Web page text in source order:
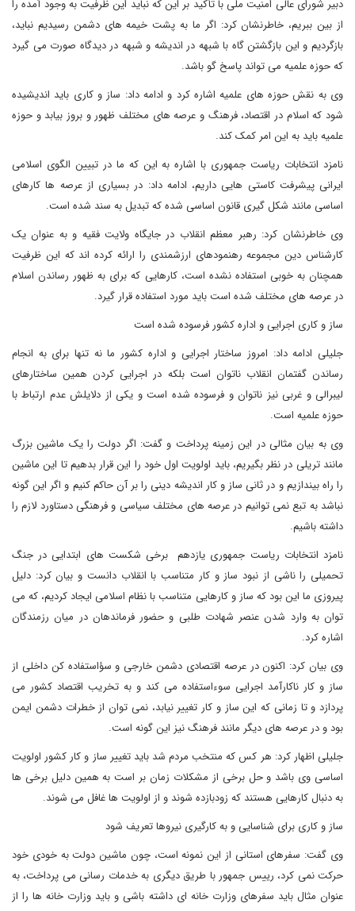
دبیر شورای عالی امنیت ملی با تأکید بر این که نباید این ظرفیت به وجود آمده را
از بین ببریم، خاطرنشان کرد: اگر ما به پشت خیمه های دشمن رسیدیم نباید،
بازگردیم و این بازگشتن گاه با شبهه در اندیشه و شبهه در دیدگاه صورت می گیرد
که حوزه علمیه می تواند پاسخ گو باشد.
وی به نقش حوزه های علمیه اشاره کرد و ادامه داد: ساز و کاری باید اندیشیده
شود که اسلام در اقتصاد، فرهنگ و عرصه های مختلف ظهور و بروز بیابد و حوزه
علمیه باید به این امر کمک کند.
نامزد انتخابات ریاست جمهوری با اشاره به این که ما در تبیین الگوی اسلامی
ایرانی پیشرفت کاستی هایی داریم، ادامه داد: در بسیاری از عرصه ها کارهای
اساسی مانند شکل گیری قانون اساسی شده که تبدیل به سند شده است.
وی خاطرنشان کرد: رهبر معظم انقلاب در جایگاه ولایت فقیه و به عنوان یک
کارشناس دین مجموعه رهنمودهای ارزشمندی را ارائه کرده اند که این ظرفیت
همچنان به خوبی استفاده نشده است، کارهایی که برای به ظهور رساندن اسلام
در عرصه های مختلف شده است باید مورد استفاده قرار گیرد.
ساز و کاری اجرایی و اداره کشور فرسوده شده است
جلیلی ادامه داد: امروز ساختار اجرایی و اداره کشور ما نه تنها برای به انجام
رساندن گفتمان انقلاب ناتوان است بلکه در اجرایی کردن همین ساختارهای
لیبرالی و غربی نیز ناتوان و فرسوده شده است و یکی از دلایلش عدم ارتباط با
حوزه علمیه است.
وی به بیان مثالی در این زمینه پرداخت و گفت: اگر دولت را یک ماشین بزرگ
مانند تریلی در نظر بگیریم، باید اولویت اول خود را این قرار بدهیم تا این ماشین
را راه بیندازیم و در ثانی ساز و کار اندیشه دینی را بر آن حاکم کنیم و اگر این گونه
نباشد به تبع نمی توانیم در عرصه های مختلف سیاسی و فرهنگی دستاورد لازم را
داشته باشیم.
نامزد انتخابات ریاست جمهوری یازدهم برخی شکست های ابتدایی در جنگ
تحمیلی را ناشی از نبود ساز و کار متناسب با انقلاب دانست و بیان کرد: دلیل
پیروزی ما این بود که ساز و کارهایی متناسب با نظام اسلامی ایجاد کردیم، که می
توان به وارد شدن عنصر شهادت طلبی و حضور فرماندهان در میان رزمندگان
اشاره کرد.
وی بیان کرد: اکنون در عرصه اقتصادی دشمن خارجی و سؤاستفاده کن داخلی از
ساز و کار ناکارآمد اجرایی سوءاستفاده می کند و به تخریب اقتصاد کشور می
پردازد و تا زمانی که این ساز و کار تغییر نیابد، نمی توان از خطرات دشمن ایمن
بود و در عرصه های دیگر مانند فرهنگ نیز این گونه است.
جلیلی اظهار کرد: هر کس که منتخب مردم شد باید تغییر ساز و کار کشور اولویت
اساسی وی باشد و حل برخی از مشکلات زمان بر است به همین دلیل برخی ها
به دنبال کارهایی هستند که زودبازده شوند و از اولویت ها غافل می شوند.
ساز و کاری برای شناسایی و به کارگیری نیروها تعریف شود
وی گفت: سفرهای استانی از این نمونه است، چون ماشین دولت به خودی خود
حرکت نمی کرد، رییس جمهور با طریق دیگری به خدمات رسانی می پرداخت، به
عنوان مثال باید سفرهای وزارت خانه ای داشته باشی و باید وزارت خانه ها را از